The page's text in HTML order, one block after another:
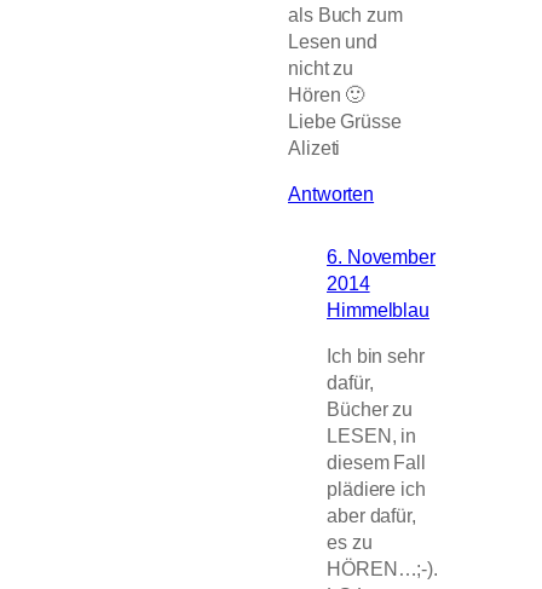
als Buch zum
Lesen und
nicht zu
Hören 🙂
Liebe Grüsse
Alizeti
Antworten
6. November
2014
Himmelblau
Ich bin sehr
dafür,
Bücher zu
LESEN, in
diesem Fall
plädiere ich
aber dafür,
es zu
HÖREN…;-).